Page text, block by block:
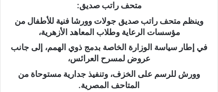
متحف راتب صديق:
وينظم متحف راتب صديق جولات وورشا فنية للأطفال من
مؤسسات الرعاية وطلاب المعاهد الأزهرية،
في إطار سياسة الوزارة الخاصة بدمج ذوي الهمم، إلى جانب
عروض لمسرح العرائس،
وورش للرسم على الخزف، وتنفيذ جدارية مستوحاة من
المتاحف المصرية.